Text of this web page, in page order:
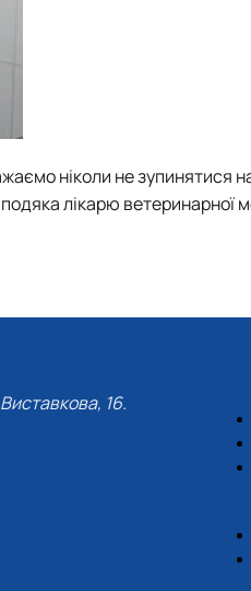
ніколи не зупинятися
лікарю ветеринарної
16.